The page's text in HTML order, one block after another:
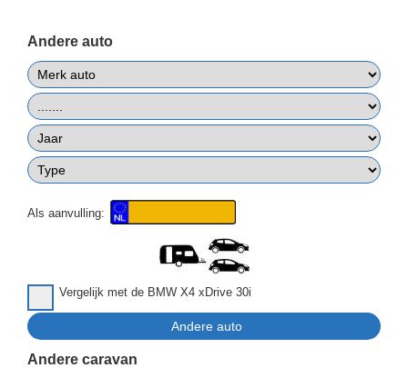
Andere auto
Als aanvulling:
Vergelijk met de BMW X4 xDrive 30i
Andere caravan